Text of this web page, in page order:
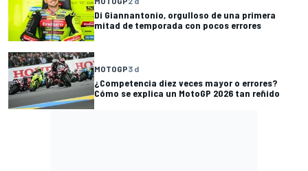
Di Giannantonio, orgulloso de una primera
mitad de temporada con pocos errores
MOTOGP3 d
¿Competencia diez veces mayor o errores?
Cómo se explica un MotoGP 2026 tan reñido